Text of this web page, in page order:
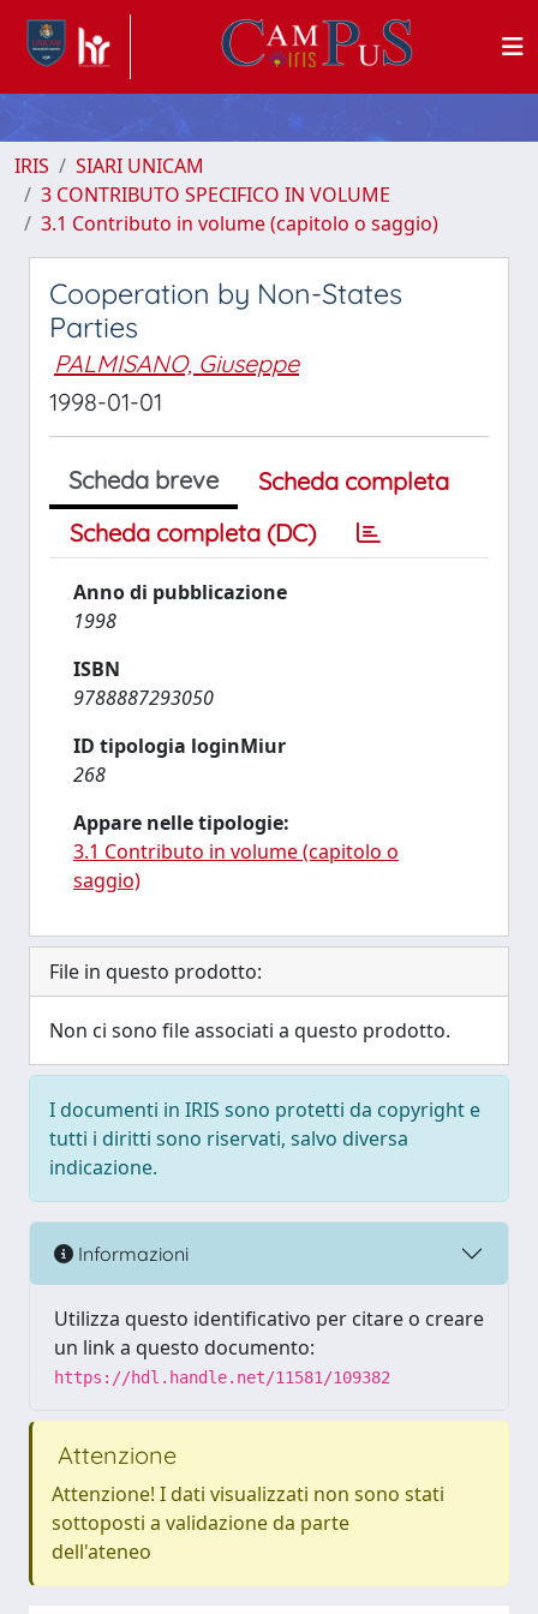
IRIS
SIARI UNICAM
3 CONTRIBUTO SPECIFICO IN VOLUME
3.1 Contributo in volume (capitolo o saggio)
Cooperation by Non-States
Parties
PALMISANO, Giuseppe
1998-01-01
Scheda breve
Scheda completa
Scheda completa (DC)
Anno di pubblicazione
1998
ISBN
9788887293050
ID tipologia loginMiur
268
Appare nelle tipologie:
3.1 Contributo in volume (capitolo o
saggio)
File in questo prodotto:
Non ci sono file associati a questo prodotto.
I documenti in IRIS sono protetti da copyright e
tutti i diritti sono riservati, salvo diversa
indicazione.
Informazioni
Utilizza questo identificativo per citare o creare
un link a questo documento:
https://hdl.handle.net/11581/109382
Attenzione
Attenzione! I dati visualizzati non sono stati
sottoposti a validazione da parte
dell'ateneo